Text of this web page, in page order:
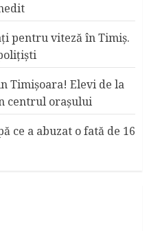
pentru viteză în Timiș.
Timişoara! Elevi de la
centrul oraşului
ce a abuzat o fată de 16